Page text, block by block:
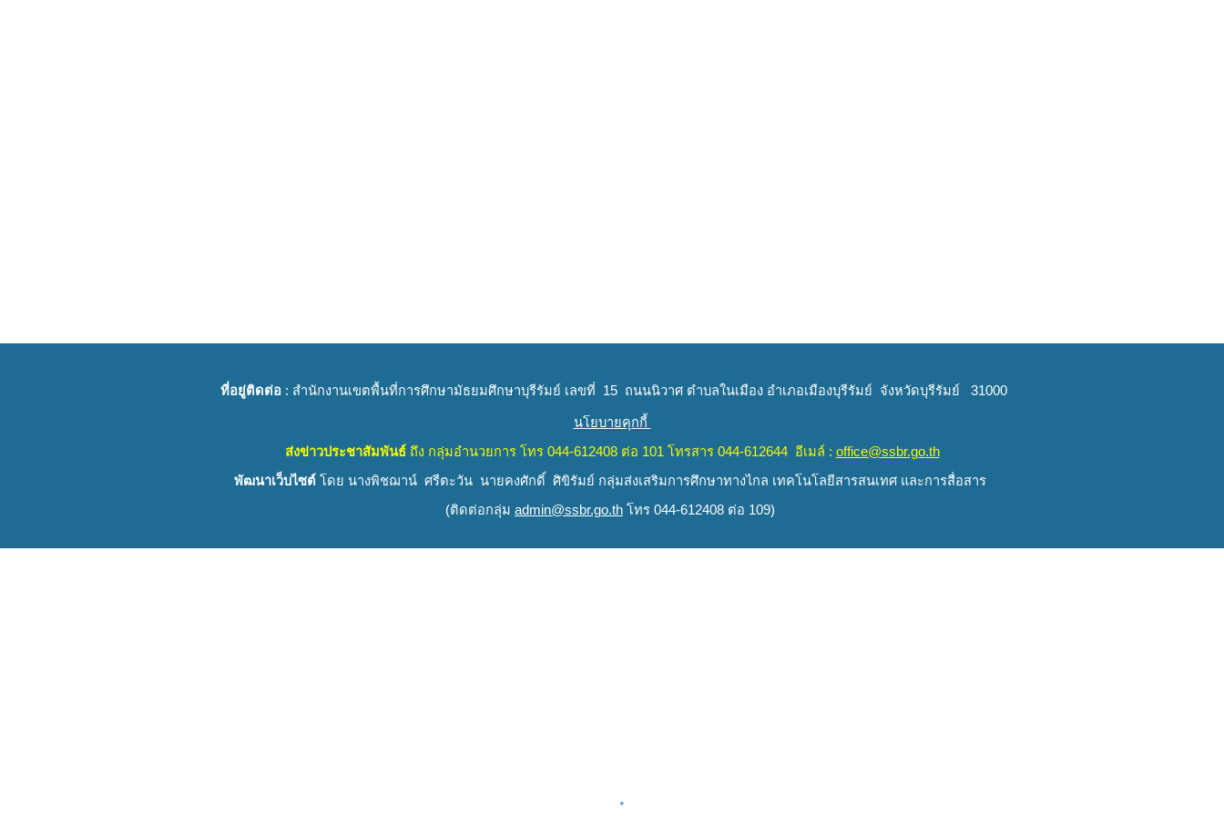
ที่อยู่ติดต่อ : สำนักงานเขตพื้นที่การศึกษามัธยมศึกษาบุรีรัมย์ เลขที่ 15 ถนนนิวาศ ตำบลในเมือง อำเภอเมืองบุรีรัมย์ จังหวัดบุรีรัมย์ 31000
นโยบายคุกกี้
ส่งข่าวประชาสัมพันธ์ถึง กลุ่มอำนวยการ โทร 044-612408 ต่อ 101 โทรสาร 044-612644 อีเมล์ : office@ssbr.go.th
พัฒนาเว็บไซต์ โดย นางพิชฌาน์ ศรีตะวัน นายคงศักดิ์ ศิขิรัมย์ กลุ่มส่งเสริมการศึกษาทางไกล เทคโนโลยีสารสนเทศ และการสื่อสาร
(ติดต่อกลุ่ม admin@ssbr.go.th โทร 044-612408 ต่อ 109)